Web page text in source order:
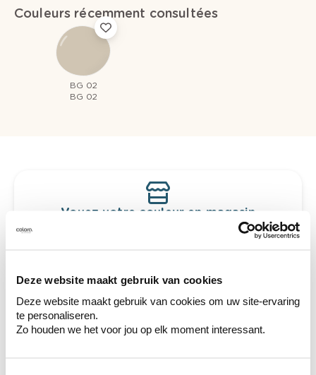
Deze website maakt gebruik van cookies
Deze website maakt gebruik van cookies om uw site-ervaring
te personaliseren.
Zo houden we het voor jou op elk moment interessant.
Couleurs récemment consultées
BG 02
BG 02
Voyez votre couleur en magasin
Découvrez des échantillons de votre
votre couleur.
Obtenez des conseils personnalisés sur la
combinaison de couleurs.